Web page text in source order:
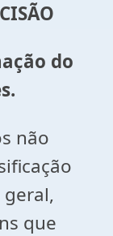
do
não
que